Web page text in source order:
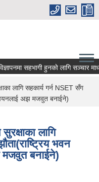
सहभागी हुनको लागि सञ्चार
लागि सहकार्य गर्न NSET सँग
अझ मजवुत बनाईने)
लागि
भवन
मजवुत बनाईने)